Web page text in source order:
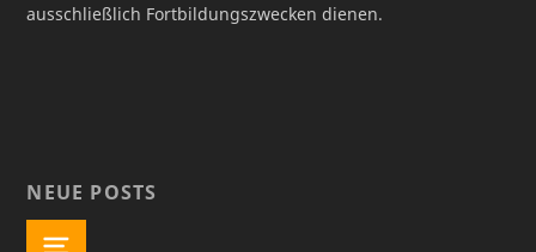
ausschließlich Fortbildungszwecken dienen.
NEUE POSTS